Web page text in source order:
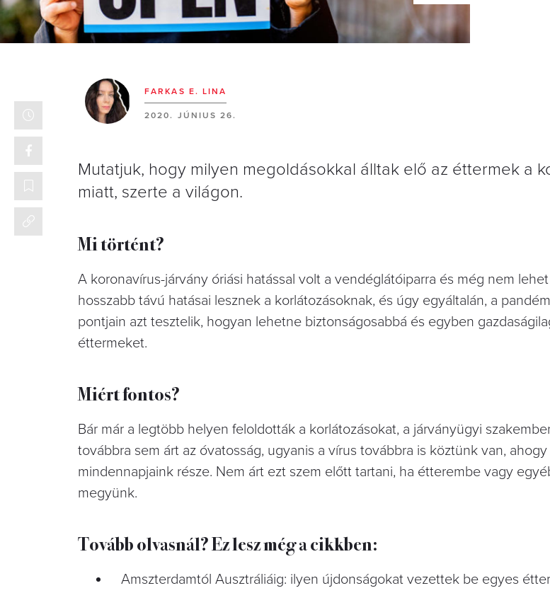
FARKAS E. LINA
2020. JÚNIUS 26.
Mutatjuk, hogy milyen megoldásokkal álltak elő az éttermek a
miatt, szerte a világon.
Mi történt?
A koronavírus-járvány óriási hatással volt a vendéglátóiparra és még nem
hosszabb távú hatásai lesznek a korlátozásoknak, és úgy egyáltalán, a
pontjain azt tesztelik, hogyan lehetne biztonságosabbá és egyben
éttermeket.
Miért fontos?
Bár már a legtöbb helyen feloldották a korlátozásokat, a járványügyi
továbbra sem árt az óvatosság, ugyanis a vírus továbbra is köztünk van,
mindennapjaink része. Nem árt ezt szem előtt tartani, ha étterembe vagy
megyünk.
Tovább olvasnál? Ez lesz még a cikkben:
Amszterdamtól Ausztráliáig: ilyen újdonságokat vezettek be egyes